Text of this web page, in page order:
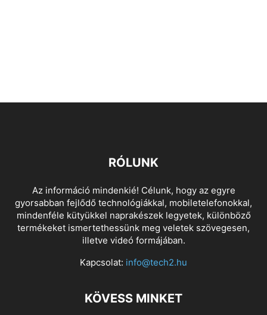
RÓLUNK
Az információ mindenkié! Célunk, hogy az egyre
gyorsabban fejlődő technológiákkal, mobiletelefonokkal,
mindenféle kütyükkel naprakészek legyetek, különböző
termékeket ismertethessünk meg veletek szövegesen,
illetve videó formájában.
Kapcsolat: info@tech2.hu
KÖVESS MINKET